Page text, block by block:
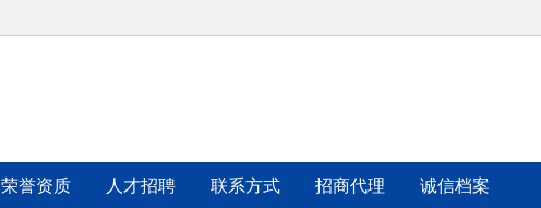
荣誉资质 人才招聘 联系方式 招商代理 诚信档案